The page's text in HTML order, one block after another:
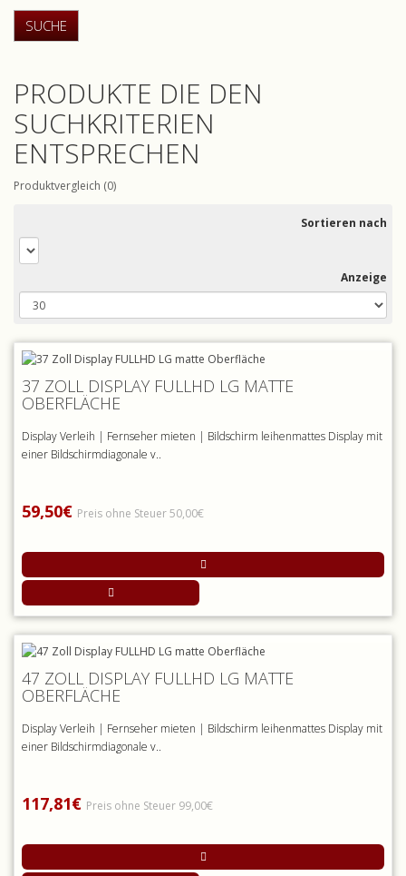
PRODUKTE DIE DEN
SUCHKRITERIEN
ENTSPRECHEN
Produktvergleich (0)
Sortieren nach
Anzeige
37 ZOLL DISPLAY FULLHD LG MATTE
OBERFLÄCHE
Display Verleih | Fernseher mieten | Bildschirm leihenmattes Display mit
einer Bildschirmdiagonale v..
59,50€ Preis ohne Steuer 50,00€
47 ZOLL DISPLAY FULLHD LG MATTE
OBERFLÄCHE
Display Verleih | Fernseher mieten | Bildschirm leihenmattes Display mit
einer Bildschirmdiagonale v..
117,81€ Preis ohne Steuer 99,00€